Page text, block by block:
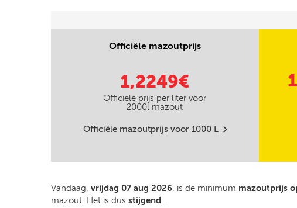
Officiële mazoutprijs
1,2249€
Officiële prijs per liter voor
2000l mazout
Officiële mazoutprijs voor1000 L m
Vandaag, vrijdag 07 aug 2026, is de minimum mazoutprijs
mazout. Het is dus stijgend .